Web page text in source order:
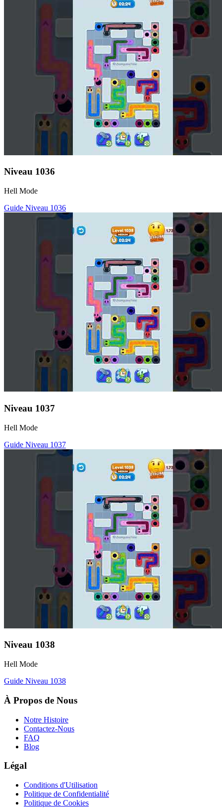
Niveau 1036
Hell Mode
Guide Niveau 1036
Niveau 1037
Hell Mode
Guide Niveau 1037
Niveau 1038
Hell Mode
Guide Niveau 1038
À Propos de Nous
Notre Histoire
Contactez-Nous
FAQ
Blog
Légal
Conditions d'Utilisation
Politique de Confidentialité
Politique de Cookies